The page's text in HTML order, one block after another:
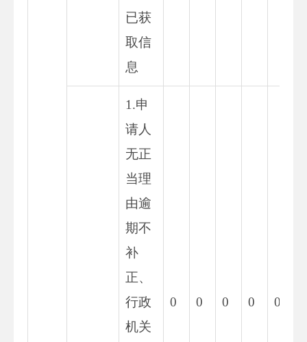
已获
取信
息
1.申
请人
无正
当理
由逾
期不
补
正、
行政
机关
0 0 0 0 0